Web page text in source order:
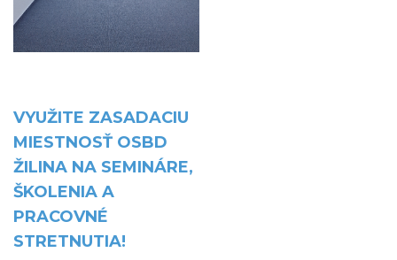
VYUŽITE ZASADACIU
MIESTNOSŤ OSBD
ŽILINA NA SEMINÁRE,
ŠKOLENIA A
PRACOVNÉ
STRETNUTIA!